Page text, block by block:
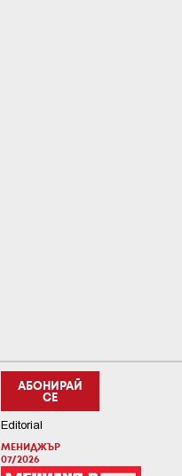
АБОНИРАЙ
СЕ
Editorial
МЕНИДЖЪР
07/2026